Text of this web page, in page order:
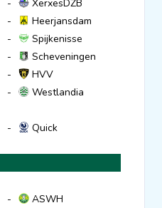
-
XerxesDZB
-
Heerjansdam
-
Spijkenisse
-
Scheveningen
-
HVV
-
Westlandia
- Quick
-
ASWH